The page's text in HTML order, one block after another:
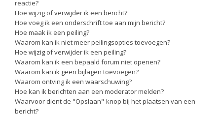
reactie?
Hoe wijzig of verwijder ik een bericht?
Hoe voeg ik een onderschrift toe aan mijn bericht?
Hoe maak ik een peiling?
Waarom kan ik niet meer peilingsopties toevoegen?
Hoe wijzig of verwijder ik een peiling?
Waarom kan ik een bepaald forum niet openen?
Waarom kan ik geen bijlagen toevoegen?
Waarom ontving ik een waarschuwing?
Hoe kan ik berichten aan een moderator melden?
Waarvoor dient de "Opslaan"-knop bij het plaatsen van een
bericht?